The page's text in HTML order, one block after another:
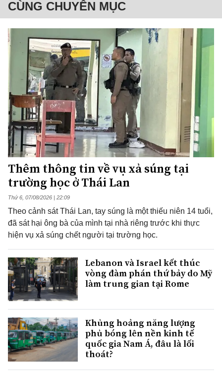
CÙNG CHUYÊN MỤC
Thêm thông tin về vụ xả súng tại
trường học ở Thái Lan
Thứ 6, 07/08/2026 | 22:09
Theo cảnh sát Thái Lan, tay súng là một thiếu niên 14 tuổi,
đã sát hại ông bà của mình tại nhà riêng trước khi thực
hiện vụ xả súng chết người tại trường học.
Lebanon và Israel kết thúc
vòng đàm phán thứ bảy do Mỹ
làm trung gian tại Rome
Khủng hoảng năng lượng
phủ bóng lên nền kinh tế
quốc gia Nam Á, đâu là lối
thoát?